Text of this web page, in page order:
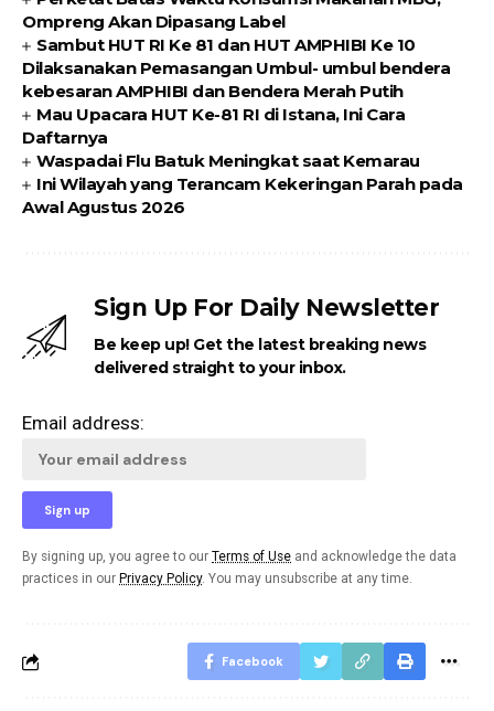
Ompreng Akan Dipasang Label
Sambut HUT RI Ke 81 dan HUT AMPHIBI Ke 10
Dilaksanakan Pemasangan Umbul- umbul bendera
kebesaran AMPHIBI dan Bendera Merah Putih
Mau Upacara HUT Ke-81 RI di Istana, Ini Cara
Daftarnya
Waspadai Flu Batuk Meningkat saat Kemarau
Ini Wilayah yang Terancam Kekeringan Parah pada
Awal Agustus 2026
Sign Up For Daily Newsletter
Be keep up! Get the latest breaking news
delivered straight to your inbox.
Email address:
By signing up, you agree to our Terms of Use and acknowledge the data
practices in our Privacy Policy. You may unsubscribe at any time.
Facebook